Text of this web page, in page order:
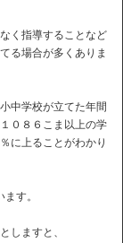
く指導することなど
る場合が多くありま
中学校が立てた年間
０８６こま以上の学
に上ることがわかり
す。
しますと、